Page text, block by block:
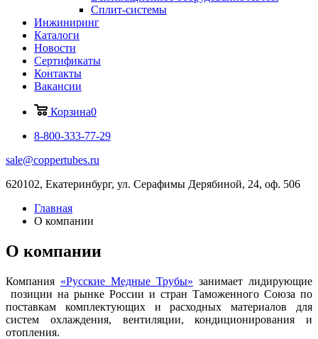
Сплит-системы
Инжиниринг
Каталоги
Новости
Сертификаты
Контакты
Вакансии
Корзина0
8-800-333-77-29
sale@coppertubes.ru
620102, Екатеринбург, ул. Серафимы Дерябиной, 24, оф. 506
Главная
О компании
О компании
Компания «Русские Медные Трубы» занимает лидирующие
позиции на рынке России и стран Таможенного Союза по
поставкам комплектующих и расходных материалов для
систем охлаждения, вентиляции, кондиционирования и
отопления.